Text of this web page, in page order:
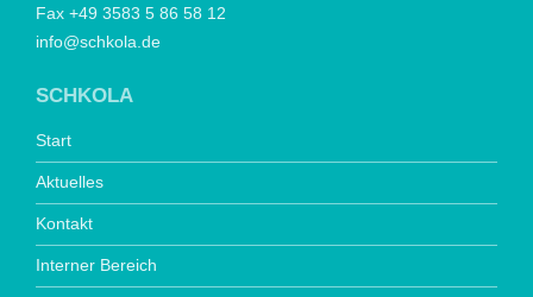
Fax +49 3583 5 86 58 12
info@schkola.de
SCHKOLA
Start
Aktuelles
Kontakt
Interner Bereich